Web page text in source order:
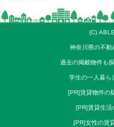
(C)
神奈川県の不
過去の掲載物件も
学生の一人暮ら
[PR]賃貸物件の
[PR]賃貸生活
[PR]女性の賃